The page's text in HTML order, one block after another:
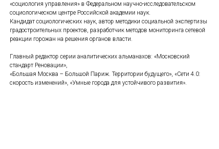
«социология управления» в Федеральном научно-исследовательском
социологическом центре Российской академии наук.
Кандидат социологических наук, автор методики социальной экспертизы
градостроительных проектов, разработчик методов мониторинга сетевой
реакции горожан на решения органов власти.
Главный редактор серии аналитических альманахов: «Московский
стандарт Реновации»,
«Большая Москва – Большой Париж. Территории будущего», «Сети 4.0:
скорость изменений», «Умные города для устойчивого развития».